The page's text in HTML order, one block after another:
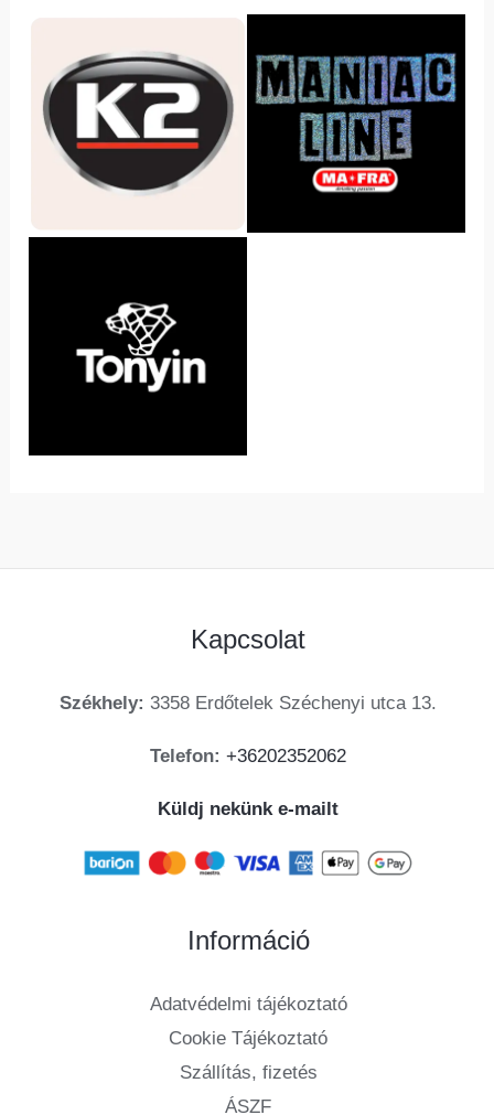
Kapcsolat
Székhely: 3358 Erdőtelek Széchenyi utca 13.
Telefon: +36202352062
Küldj nekünk e-mailt
Információ
Adatvédelmi tájékoztató
Cookie Tájékoztató
Szállítás, fizetés
ÁSZF